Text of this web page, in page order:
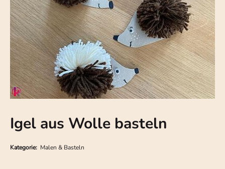
Igel aus Wolle basteln
Kategorie: Malen & Basteln